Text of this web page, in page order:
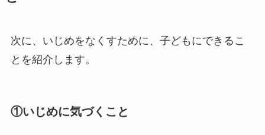
次に、いじめをなくすために、子どもにできるこ
とを紹介します。
①いじめに気づくこと